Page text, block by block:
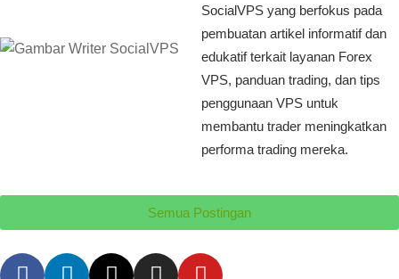
SocialVPS yang berfokus pada
pembuatan artikel informatif dan
edukatif terkait layanan Forex
VPS, panduan trading, dan tips
penggunaan VPS untuk
membantu trader meningkatkan
performa trading mereka.
Semua Postingan